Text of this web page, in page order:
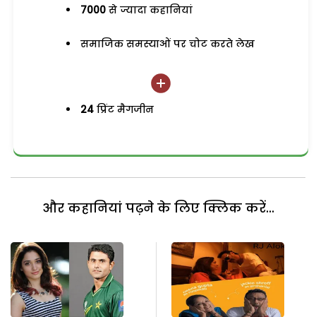
7000 से ज्यादा कहानियां
समाजिक समस्याओं पर चोट करते लेख
24 प्रिंट मैगजीन
और कहानियां पढ़ने के लिए क्लिक करें...